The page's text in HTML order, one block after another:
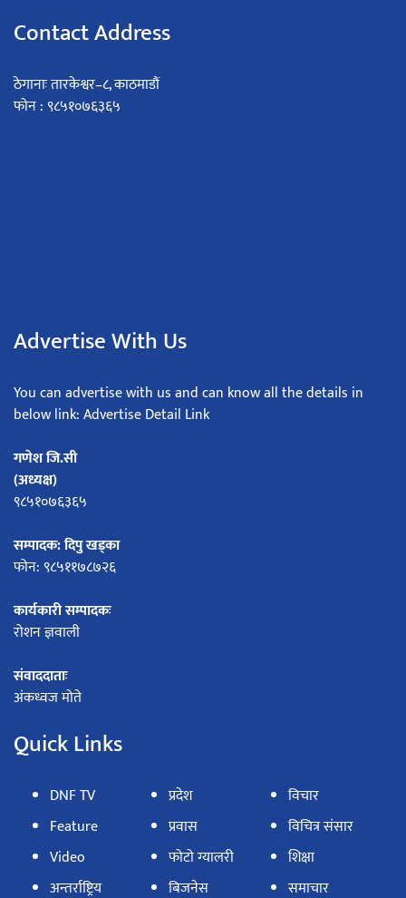
Contact Address
ठेगानाः तारकेश्वर–८, काठमाडौं
फोन : ९८५१०७६३६५
Advertise With Us
You can advertise with us and can know all the details in
below link: Advertise Detail Link
गणेश जि.सी
(अध्यक्ष)
९८५१०७६३६५
सम्पादक: दिपु खड्का
फोन: ९८५११७८७२६
कार्यकारी सम्पादकः
रोशन ज्ञवाली
संवाददाताः
अंकध्वज मोते
Quick Links
DNF TV
Feature
Video
अन्तर्राष्ट्रिय
प्रदेश
प्रवास
फोटो ग्यालरी
बिजनेस
विचार
विचित्र संसार
शिक्षा
समाचार